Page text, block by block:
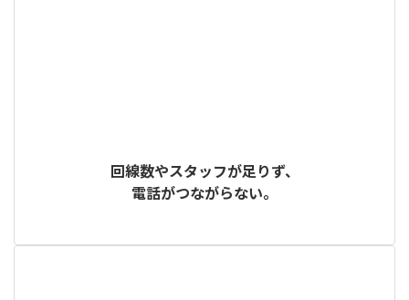
回線数やスタッフが足りず、
電話がつながらない。